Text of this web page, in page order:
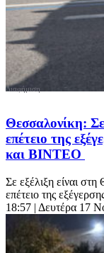
Θεσσαλονίκη:
επέτειο της
και ΒΙΝΤΕΟ
Σε εξέλιξη είναι
επέτειο της
18:57 | Δευτέρα 17